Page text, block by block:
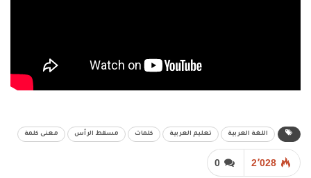
اللغة العربية تعليم العربية كلمات مسقط الرأس معنى كلمة
0 2٬028